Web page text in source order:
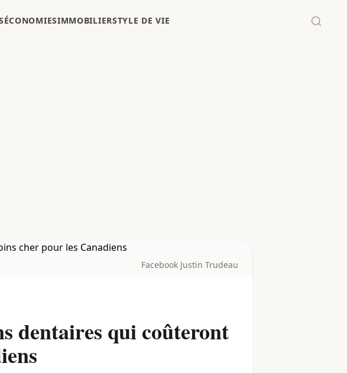
ÉCONOMIESIMMOBILIERSTYLE DE VIE
Facebook Justin Trudeau
dentaires qui coûteront